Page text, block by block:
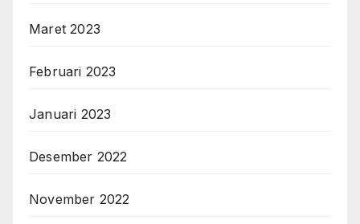
Maret 2023
Februari 2023
Januari 2023
Desember 2022
November 2022